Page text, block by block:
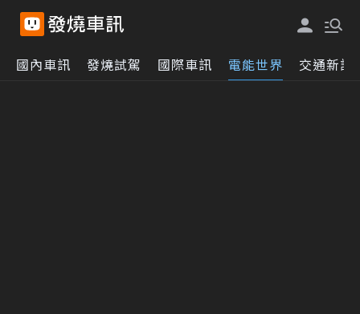
國內車訊 發燒試駕 國際車訊 電能世界 交通新訊